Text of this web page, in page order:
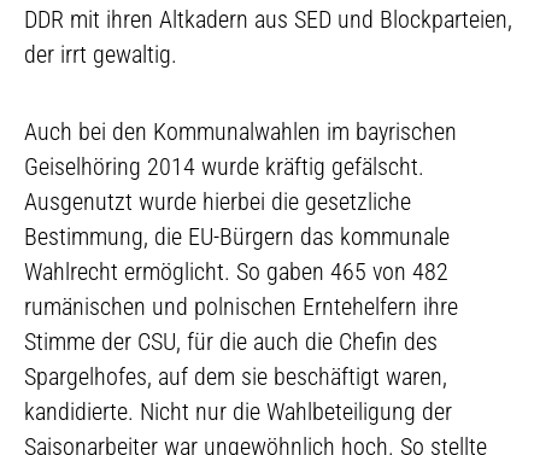
DDR mit ihren Altkadern aus SED und Blockparteien,
der irrt gewaltig.
Auch bei den Kommunalwahlen im bayrischen
Geiselhöring 2014 wurde kräftig gefälscht.
Ausgenutzt wurde hierbei die gesetzliche
Bestimmung, die EU-Bürgern das kommunale
Wahlrecht ermöglicht. So gaben 465 von 482
rumänischen und polnischen Erntehelfern ihre
Stimme der CSU, für die auch die Chefin des
Spargelhofes, auf dem sie beschäftigt waren,
kandidierte. Nicht nur die Wahlbeteiligung der
Saisonarbeiter war ungewöhnlich hoch. So stellte